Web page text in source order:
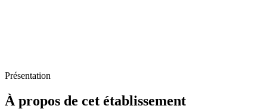
Présentation
À propos de cet établissement